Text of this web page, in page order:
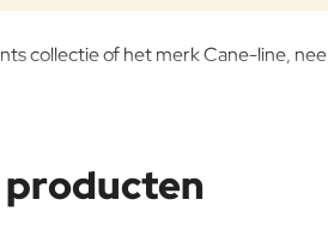
collectie of het merk Cane-line,